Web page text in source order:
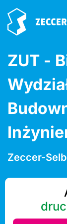
ZUT -
Zeccer-